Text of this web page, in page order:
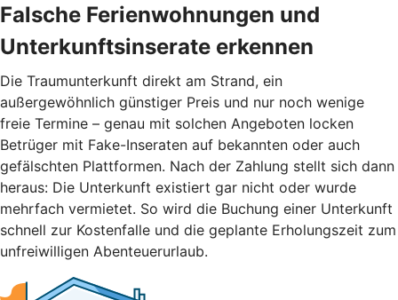
Falsche Ferienwohnungen und
Unterkunftsinserate erkennen
Die Traumunterkunft direkt am Strand, ein
außergewöhnlich günstiger Preis und nur noch wenige
freie Termine – genau mit solchen Angeboten locken
Betrüger mit Fake-Inseraten auf bekannten oder auch
gefälschten Plattformen. Nach der Zahlung stellt sich dann
heraus: Die Unterkunft existiert gar nicht oder wurde
mehrfach vermietet. So wird die Buchung einer Unterkunft
schnell zur Kostenfalle und die geplante Erholungszeit zum
unfreiwilligen Abenteuerurlaub.